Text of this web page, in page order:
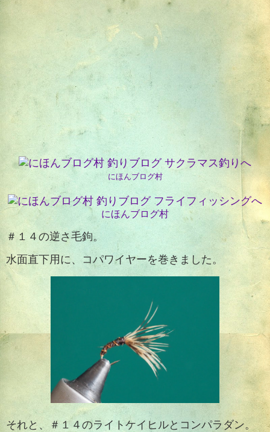
にほんブログ村
にほんブログ村
＃１４の逆さ毛鉤。
水面直下用に、コパワイヤーを巻きました。
それと、＃１４のライトケイヒルとコンパラダン。